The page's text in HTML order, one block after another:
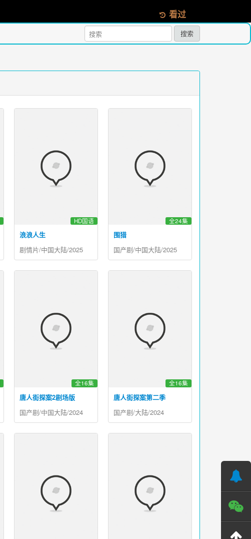
看过
搜索
浪浪人生
HD国语
剧情片/中国大陆/2025
围猎
全24集
国产剧/中国大陆/2025
唐人街探案2剧场版
全16集
国产剧/中国大陆/2024
唐人街探案第二季
全16集
国产剧/大陆/2024